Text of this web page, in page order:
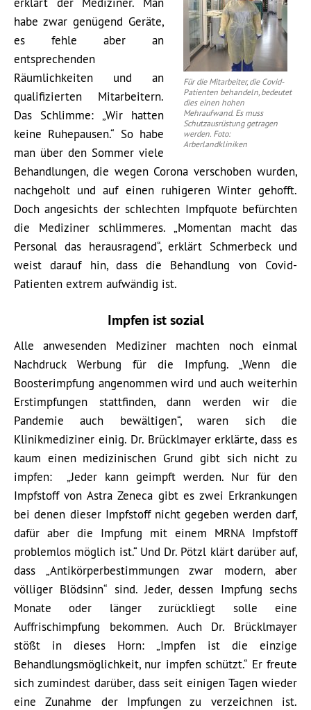
Für die Mitarbeiter, die Covid-
Patienten behandeln, bedeutet
dies einen hohen
Mehraufwand. Es muss
Schutzausrüstung getragen
werden. Foto:
Arberlandkliniken
habe zwar genügend Geräte,
es fehle aber an
entsprechenden
Räumlichkeiten und an
qualifizierten Mitarbeitern.
Das Schlimme: „Wir hatten
keine Ruhepausen.“ So habe
man über den Sommer viele
Behandlungen, die wegen Corona verschoben wurden,
nachgeholt und auf einen ruhigeren Winter gehofft.
Doch angesichts der schlechten Impfquote befürchten
die Mediziner schlimmeres. „Momentan macht das
Personal das herausragend“, erklärt Schmerbeck und
weist darauf hin, dass die Behandlung von Covid-
Patienten extrem aufwändig ist.
Impfen ist sozial
Alle anwesenden Mediziner machten noch einmal
Nachdruck Werbung für die Impfung. „Wenn die
Boosterimpfung angenommen wird und auch weiterhin
Erstimpfungen stattfinden, dann werden wir die
Pandemie auch bewältigen“, waren sich die
Klinikmediziner einig. Dr. Brücklmayer erklärte, dass es
kaum einen medizinischen Grund gibt sich nicht zu
impfen: „Jeder kann geimpft werden. Nur für den
Impfstoff von Astra Zeneca gibt es zwei Erkrankungen
bei denen dieser Impfstoff nicht gegeben werden darf,
dafür aber die Impfung mit einem MRNA Impfstoff
problemlos möglich ist.“ Und Dr. Pötzl klärt darüber auf,
dass „Antikörperbestimmungen zwar modern, aber
völliger Blödsinn“ sind. Jeder, dessen Impfung sechs
Monate oder länger zurückliegt solle eine
Auffrischimpfung bekommen. Auch Dr. Brücklmayer
stößt in dieses Horn: „Impfen ist die einzige
Behandlungsmöglichkeit, nur impfen schützt.“ Er freute
sich zumindest darüber, dass seit einigen Tagen wieder
eine Zunahme der Impfungen zu verzeichnen ist.